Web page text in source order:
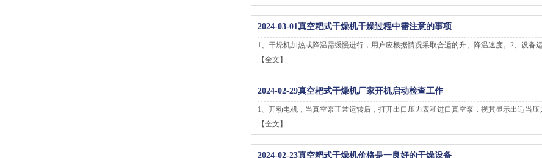
2024-03-01真空耙式干燥机干燥过程中需注意的事项
1、干燥机加热或降温需缓慢进行，用户应根据情况采取合适的升、降温速度。2、设备
【全文】
2024-02-29真空耙式干燥机厂家开机启动检查工作
1、开动电机，当真空泵正常运转后，打开出口压力表和进口真空泵，视其显示出适当
【全文】
2024-02-23真空耙式干燥机价格是一良好的干燥设备